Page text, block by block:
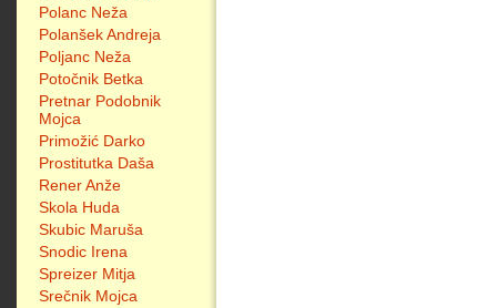
Polanc Neža
Polanšek Andreja
Poljanc Neža
Potočnik Betka
Pretnar Podobnik
Mojca
Primožić Darko
Prostitutka Daša
Rener Anže
Skola Huda
Skubic Maruša
Snodic Irena
Spreizer Mitja
Srečnik Mojca